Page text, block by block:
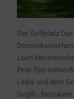
Der Golfplatz
Loch-
Pete Dye
Links und dem
Dog® ,